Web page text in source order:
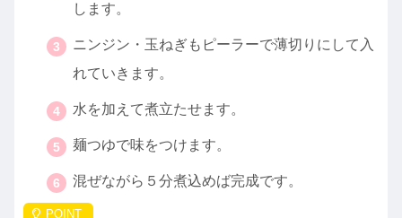
します。
ニンジン・玉ねぎもピーラーで薄切りにして入
れていきます。
水を加えて煮立たせます。
麺つゆで味をつけます。
混ぜながら５分煮込めば完成です。